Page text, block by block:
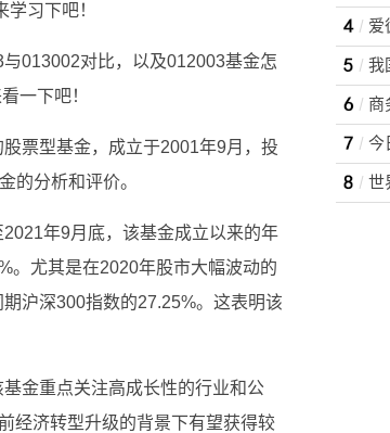
习下吧！
013002对比，以及012003基金怎
一下吧！
票型基金，成立于2001年9月，投
的分析和评价。
年9月底，该基金成立以来的年
。尤其是在2020年股市大幅波动的
沪深300指数的27.25%。这表明该
金重点关注高成长性的行业和公
经济转型升级的背景下有望获得较
我